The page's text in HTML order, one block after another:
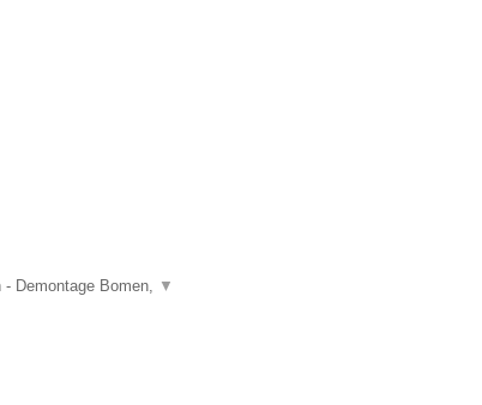
Demontage Bomen, ▼